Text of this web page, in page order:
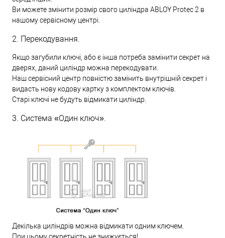
Ви можете змінити розмір свого циліндра ABLOY Protec 2 в
нашому сервісному центрі.
2. Перекодування.
Якщо загубили ключі, або є інша потреба замінити секрет на
дверях, даний циліндр можна перекодувати.
Наш сервісний центр повністю замінить внутрішній секрет і
видасть нову кодову картку з комплектом ключів.
Старі ключі не будуть відмикати циліндр.
3. Система «Один ключ».
Декілька циліндрів можна відмикати одним ключем.